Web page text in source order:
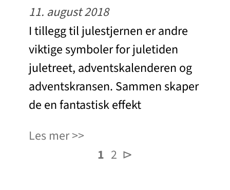
11. august 2018
I tillegg til julestjernen er andre
viktige symboler for juletiden
juletreet, adventskalenderen og
adventskransen. Sammen skaper
de en fantastisk effekt
Les mer
1 2 ⊳